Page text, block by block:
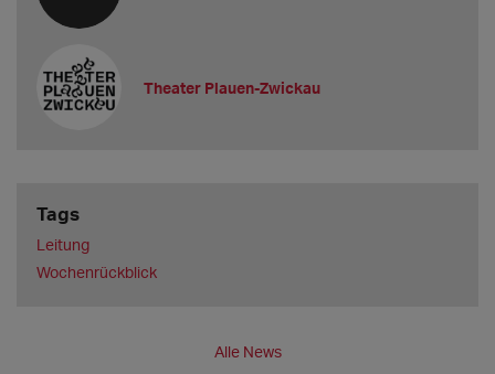
Theater Plauen-Zwickau
Tags
Leitung
Wochenrückblick
Alle News